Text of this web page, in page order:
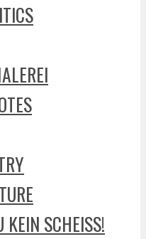
SCHEISS!